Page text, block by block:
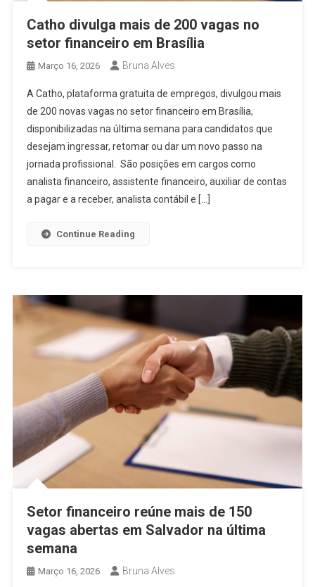
Catho divulga mais de 200 vagas no
setor financeiro em Brasília
Março 16, 2026 Bruna Alves
A Catho, plataforma gratuita de empregos, divulgou mais
de 200 novas vagas no setor financeiro em Brasília,
disponibilizadas na última semana para candidatos que
desejam ingressar, retomar ou dar um novo passo na
jornada profissional. São posições em cargos como
analista financeiro, assistente financeiro, auxiliar de contas
a pagar e a receber, analista contábil e […]
Continue Reading
Setor financeiro reúne mais de 150
vagas abertas em Salvador na última
semana
Março 16, 2026 Bruna Alves